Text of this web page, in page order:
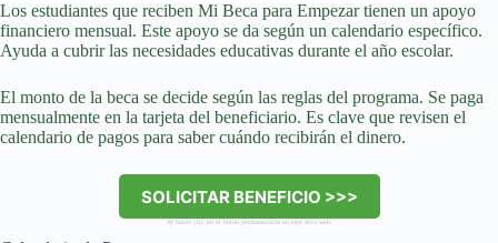
Los estudiantes que reciben Mi Beca para Empezar tienen un apoyo
financiero mensual. Este apoyo se da según un calendario específico.
Ayuda a cubrir las necesidades educativas durante el año escolar.
El monto de la beca se decide según las reglas del programa. Se paga
mensualmente en la tarjeta del beneficiario. Es clave que revisen el
calendario de pagos para saber cuándo recibirán el dinero.
SOLICITAR BENEFICIO >>>
Al hacer clic en el botón permanecerás en este sitio web.